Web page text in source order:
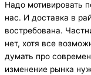
Надо мотивировать
нас. И доставка в
востребована.
нет, хотя все
думать про
изменение рынка